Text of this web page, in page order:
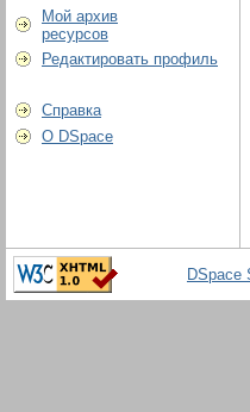
Мой архив
ресурсов
Редактировать профиль
Справка
О DSpace
DSpace